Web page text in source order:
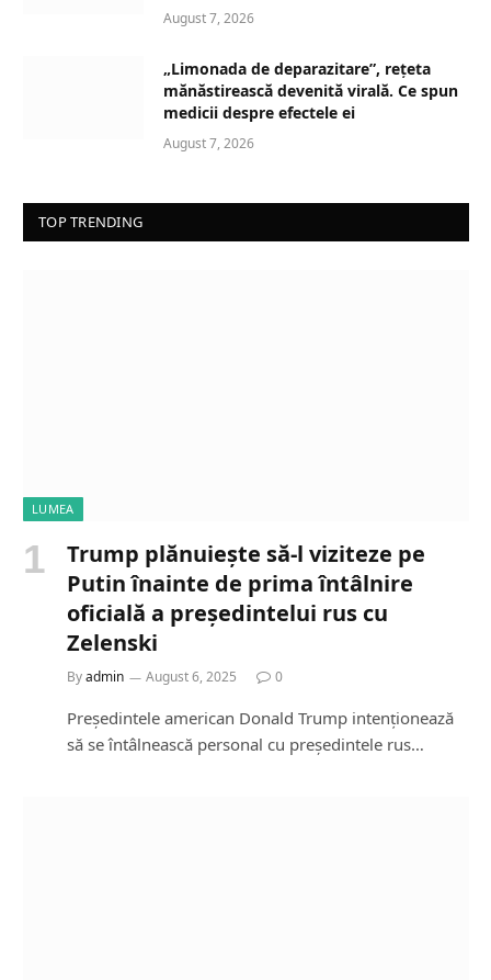
August 7, 2026
„Limonada de deparazitare”, rețeta
mănăstirească devenită virală. Ce spun
medicii despre efectele ei
August 7, 2026
TOP TRENDING
LUMEA
Trump plănuiește să-l viziteze pe
Putin înainte de prima întâlnire
oficială a președintelui rus cu
Zelenski
Byadmin August 6, 2025 0
Președintele american Donald Trump intenționează
să se întâlnească personal cu președintele rus…